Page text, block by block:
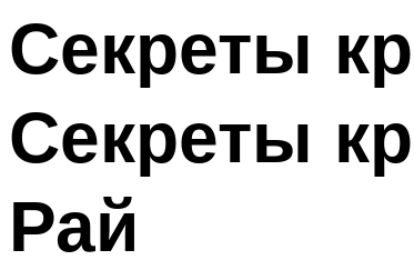
Секреты
Секреты
Рай